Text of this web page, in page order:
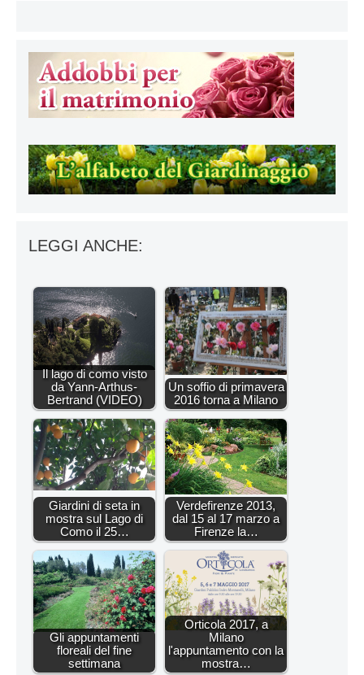
LEGGI ANCHE:
Il lago di como visto
da Yann-Arthus-
Bertrand (VIDEO)
Un soffio di primavera
2016 torna a Milano
Giardini di seta in
mostra sul Lago di
Como il 25…
Verdefirenze 2013,
dal 15 al 17 marzo a
Firenze la…
Gli appuntamenti
floreali del fine
settimana
Orticola 2017, a
Milano
l'appuntamento con la
mostra…